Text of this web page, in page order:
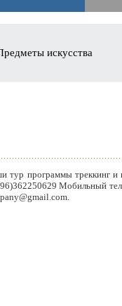
искусства
программы треккинг и
Мобильный